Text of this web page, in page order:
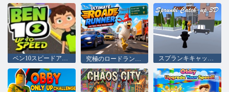
ベン10スピードアップ 究極のロードランナー スプランキキャッチアップ3D